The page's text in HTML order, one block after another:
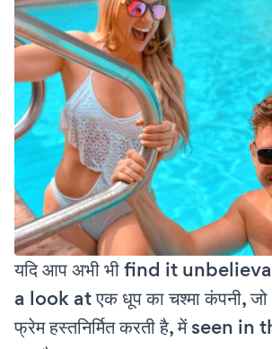
यदि आप अभी भी find it
a look at एक धूप का चश्मा कंपनी,
फ्रेम हस्तनिर्मित करती है, में seen